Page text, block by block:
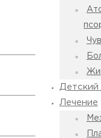
Детский
Лечение